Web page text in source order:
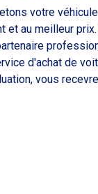
votre
et au meilleur
d'achat de
vous